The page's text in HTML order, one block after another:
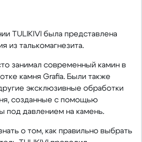
TULIKIVI была представлена
из талькомагнезита.
занимал современный камин в
камня Grafia. Были также
эксклюзивные обработки
созданные с помощью
под давлением на камень.
о том, как правильно выбрать